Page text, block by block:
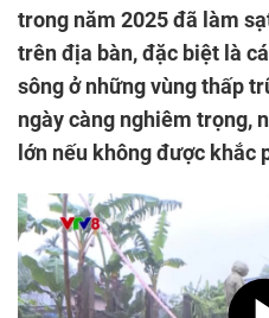
trong năm 2025 đã làm
trên địa bàn, đặc biệt là
sông ở những vùng thấp
ngày càng nghiêm trọng,
lớn nếu không được khắc